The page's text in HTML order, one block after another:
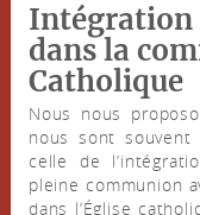
dans la
Catholique
Nous nous
nous sont
celle de
pleine communion
dans l’Église